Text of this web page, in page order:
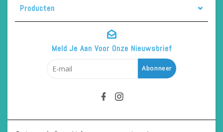
Producten
Meld Je Aan Voor Onze Nieuwsbrief
Abonneer